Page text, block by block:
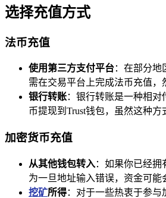
选择充值方式
法币充值
使用第三方支付平台：在部分
需在交易平台上完成法币充值，
银行转账：银行转账是一种相
币提现到Trust钱包，虽然这种
加密货币充值
从其他钱包转入：如果你已经拥
为一旦地址输入错误，资金可能
挖矿所得：对于一些热衷于参